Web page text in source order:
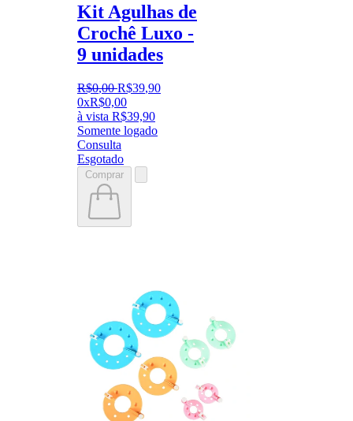
Kit Agulhas de
Crochê Luxo -
9 unidades
R$0,00 R$39,90
0xR$0,00
à vista R$39,90
Somente logado
Consulta
Esgotado
Comprar